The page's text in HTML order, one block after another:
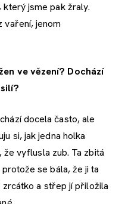
který jsme pak žraly.
vaření, jenom
ve vězení? Dochází
docela často, ale
si, jak jedna holka
že vyflusla zub. Ta zbitá
se bála, že ji ta
a střep jí přiložila